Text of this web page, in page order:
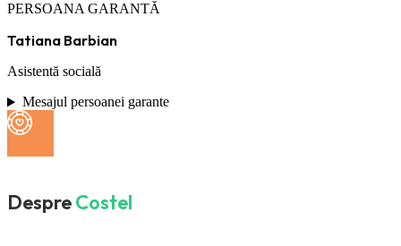
PERSOANA GARANTĂ
Tatiana Barbian
Asistentă socială
Mesajul persoanei garante
DespreCostel